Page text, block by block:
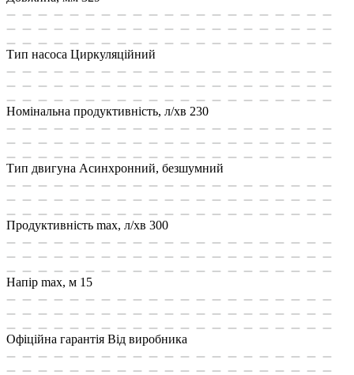
Тип насоса Циркуляційний
Номінальна продуктивність, л/хв 230
Тип двигуна Асинхронний, безшумний
Продуктивність max, л/хв 300
Напір max, м 15
Офіційна гарантія Від виробника